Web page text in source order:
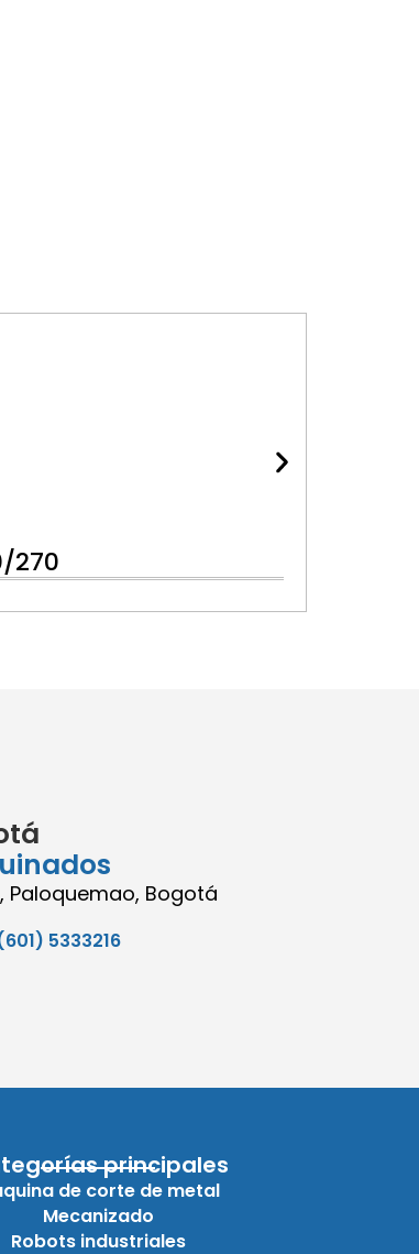
270
Paloquemao, Bogotá
5333216
principales
de corte de metal
Mecanizado
Robots industriales